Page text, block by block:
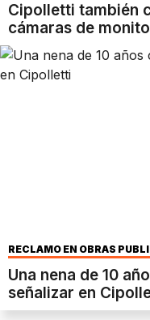
Cipolletti también
cámaras de
RECLAMO EN OBRAS
Una nena de 10
señalizar en